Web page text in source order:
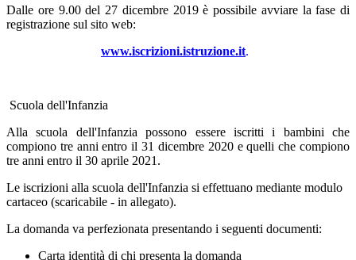
Dalle ore 9.00 del 27 dicembre 2019 è possibile avviare la fase di
registrazione sul sito web:
www.iscrizioni.istruzione.it.
Scuola dell'Infanzia
Alla scuola dell'Infanzia possono essere iscritti i bambini che
compiono tre anni entro il 31 dicembre 2020 e quelli che compiono
tre anni entro il 30 aprile 2021.
Le iscrizioni alla scuola dell'Infanzia si effettuano mediante modulo
cartaceo (scaricabile - in allegato).
La domanda va perfezionata presentando i seguenti documenti:
Carta identità di chi presenta la domanda